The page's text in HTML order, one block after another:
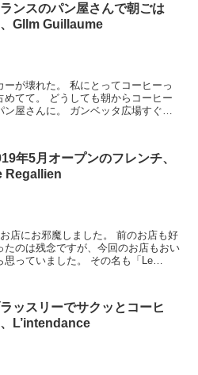
ンスのパン屋さんで朝ごは
Gllm Guillaume
が壊れた。 私にとってコーヒーっ
てて。 どうしても朝からコーヒー
屋さんに。 ガンベッタ広場すぐそ
年5月オープンのフレンチ、
Regallien
店にお邪魔しました。 前のお店も好
たのは残念ですが、今回のお店もおい
思っていました。 その名も「Le
ッスリーでサクッとコーヒ
L’intendance